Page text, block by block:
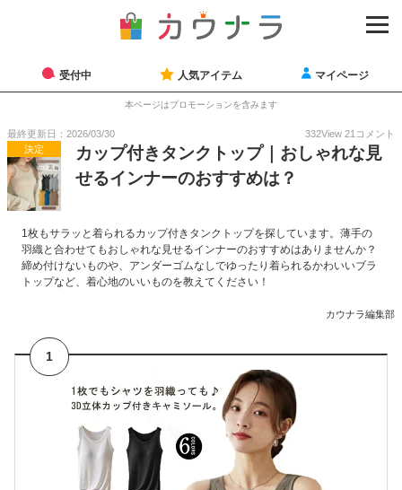
受付中 人気アイテム マイページ
本ページはプロモーションを含みます
最終更新日：2026/03/30 332View 21 コメント
決定
カップ付きタンクトップ｜おしゃれな見
せるインナーのおすすめは？
1枚もサラッと着られるカップ付きタンクトップを探しています。薄手の
羽織と合わせてもおしゃれな見せるインナーのおすすめはありませんか？
締め付けないものや、アンダーゴムなしでゆったり着られるかわいいブラ
トップなど、着心地のいいものを教えてください！
カウナラ編集部
1